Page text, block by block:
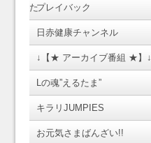
たプレイバック
日赤健康チャンネル
↓【★ アーカイブ番組 ★】↓
Lの魂”えるたま”
キラリJUMPIES
お元気さまばんざい!!